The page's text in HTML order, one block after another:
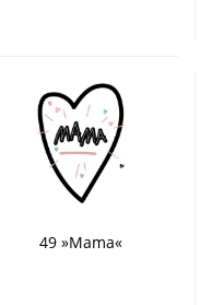
49 »Mama«